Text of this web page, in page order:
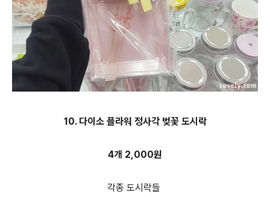
10. 다이소 플라워 정사각 벚꽃 도시락
4개 2,000원
각종 도시락들